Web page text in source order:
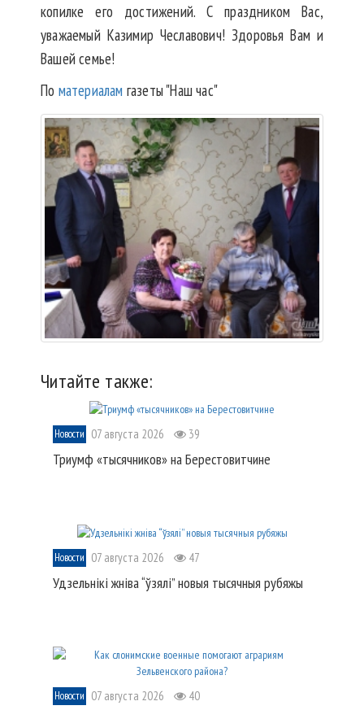
копилке его достижений. С праздником Вас,
уважаемый Казимир Чеславович! Здоровья Вам и
Вашей семье!
По материалам газеты "Наш час"
Читайте также:
Новости 07 августа 2026 39
Триумф «тысячников» на Берестовитчине
Новости 07 августа 2026 47
Удзельнікі жніва “ўзялі” новыя тысячныя рубяжы
Новости 07 августа 2026 40